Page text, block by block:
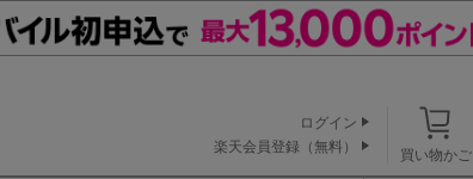
買い物かご
ログイン
楽天会員登録（無料）